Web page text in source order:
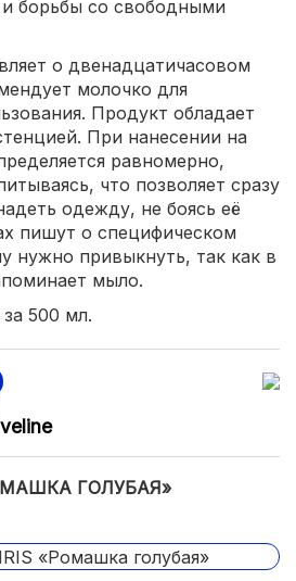
борьбы со свободными
о двенадцатичасовом
молочко для
Продукт обладает
При нанесении на
равномерно,
что позволяет сразу
одежду, не боясь её
пишут о специфическом
нужно привыкнуть, так как в
мыло.
500 мл.
ГОЛУБАЯ»